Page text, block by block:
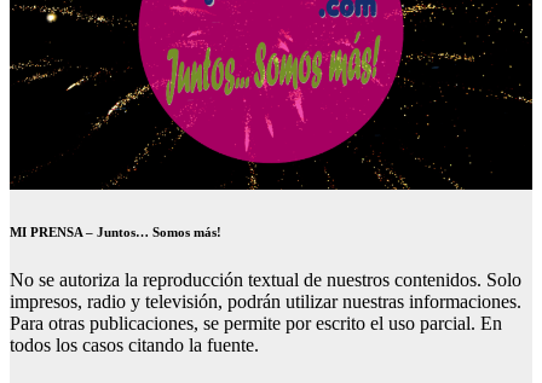
MI PRENSA – Juntos… Somos más!
No se autoriza la reproducción textual de nuestros contenidos. Solo
impresos, radio y televisión, podrán utilizar nuestras informaciones.
Para otras publicaciones, se permite por escrito el uso parcial. En
todos los casos citando la fuente.